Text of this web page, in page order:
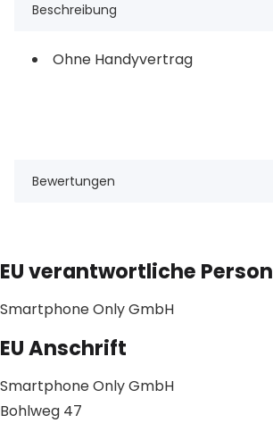
Beschreibung
Ohne Handyvertrag
Bewertungen
EU verantwortliche Person
Smartphone Only GmbH
EU Anschrift
Smartphone Only GmbH
Bohlweg 47